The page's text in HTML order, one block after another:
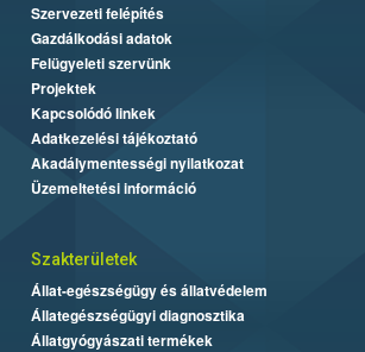
Szervezeti felépítés
Gazdálkodási adatok
Felügyeleti szervünk
Projektek
Kapcsolódó linkek
Adatkezelési tájékoztató
Akadálymentességi nyilatkozat
Üzemeltetési információ
Szakterületek
Állat-egészségügy és állatvédelem
Állategészségügyi diagnosztika
Állatgyógyászati termékek